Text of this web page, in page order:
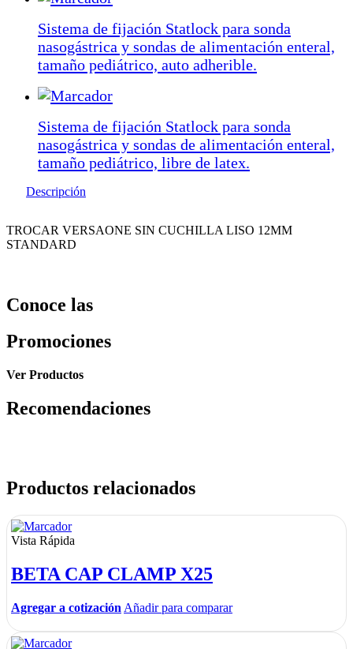
Sistema de fijación Statlock para sonda
nasogástrica y sondas de alimentación enteral,
tamaño pediátrico, auto adherible.
Sistema de fijación Statlock para sonda
nasogástrica y sondas de alimentación enteral,
tamaño pediátrico, libre de latex.
Descripción
TROCAR VERSAONE SIN CUCHILLA LISO 12MM
STANDARD
Conoce las
Promociones
Ver Productos
Recomendaciones
Productos relacionados
Vista Rápida
BETA CAP CLAMP X25
Agregar a cotización Añadir para comparar